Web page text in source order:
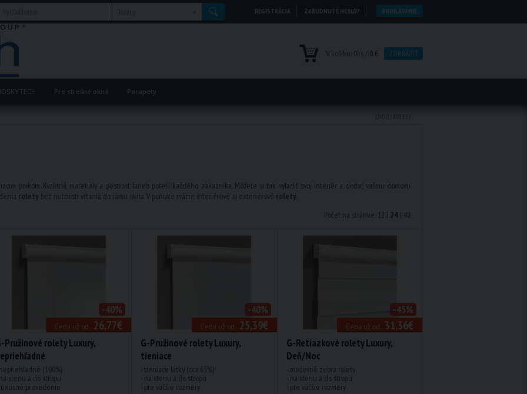
REGISTRÁCIA ZABUDNUTÉ HESLO? PRIHLÁSENIE
V košíku: 0ks / 0 € ZOBRAZIŤ
Pre strešné okná Parapety
prvkom. Kvalitné materiály a pestrosť farieb poteší každého zákazníka. Môžete si tak vyladiť svoj interiér a dodať vášmu domovu
rolety bez nutnosti vŕtania do rámu okna. V ponuke máme interiérové aj exteriérové rolety
Počet na stránke: 12 | 24 | 48
Cena už od...26,77€
-40%
Pružinové rolety Luxury,
(100%)
stenu a do stropu
prevedenie
Cena už od...25,39€
-40%
G-Pružinové rolety Luxury,
tieniace
- tieniace látky (cca 65%)
- na stenu a do stropu
- pre väčšie rozmery
Cena už od...31,36€
-45%
G-Retiazkové rolety Luxury,
Deň/Noc
- moderné zebra rolety
- na stenu a do stropu
- pre väčšie rozmery